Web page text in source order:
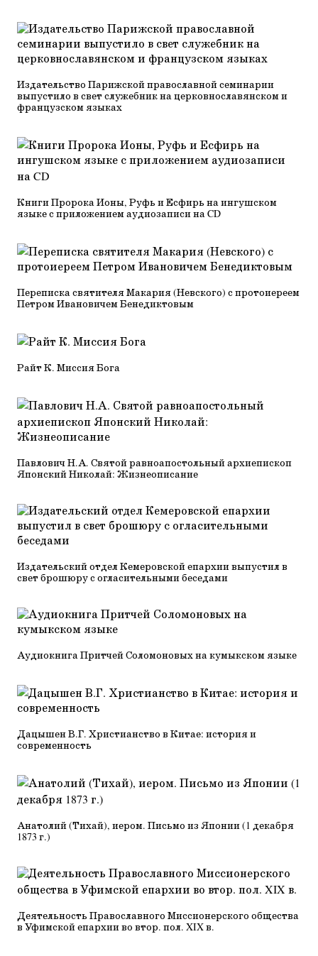
Издательство Парижской православной семинарии
выпустило в свет служебник на церковнославянском и
французском языках
Книги Пророка Ионы, Руфь и Есфирь на ингушском
языке с приложением аудиозаписи на CD
Переписка святителя Макария (Невского) с протоиереем
Петром Ивановичем Бенедиктовым
Райт К. Миссия Бога
Павлович Н.А. Святой равноапостольный архиепископ
Японский Николай: Жизнеописание
Издательский отдел Кемеровской епархии выпустил в
свет брошюру с огласительными беседами
Аудиокнига Притчей Соломоновых на кумыкском языке
Дацышен В.Г. Христианство в Китае: история и
современность
Анатолий (Тихай), иером. Письмо из Японии (1 декабря
1873 г.)
Деятельность Православного Миссионерского общества
в Уфимской епархии во втор. пол. XIX в.